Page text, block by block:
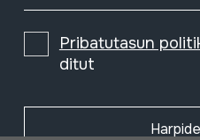
Pribatutasun
ditut